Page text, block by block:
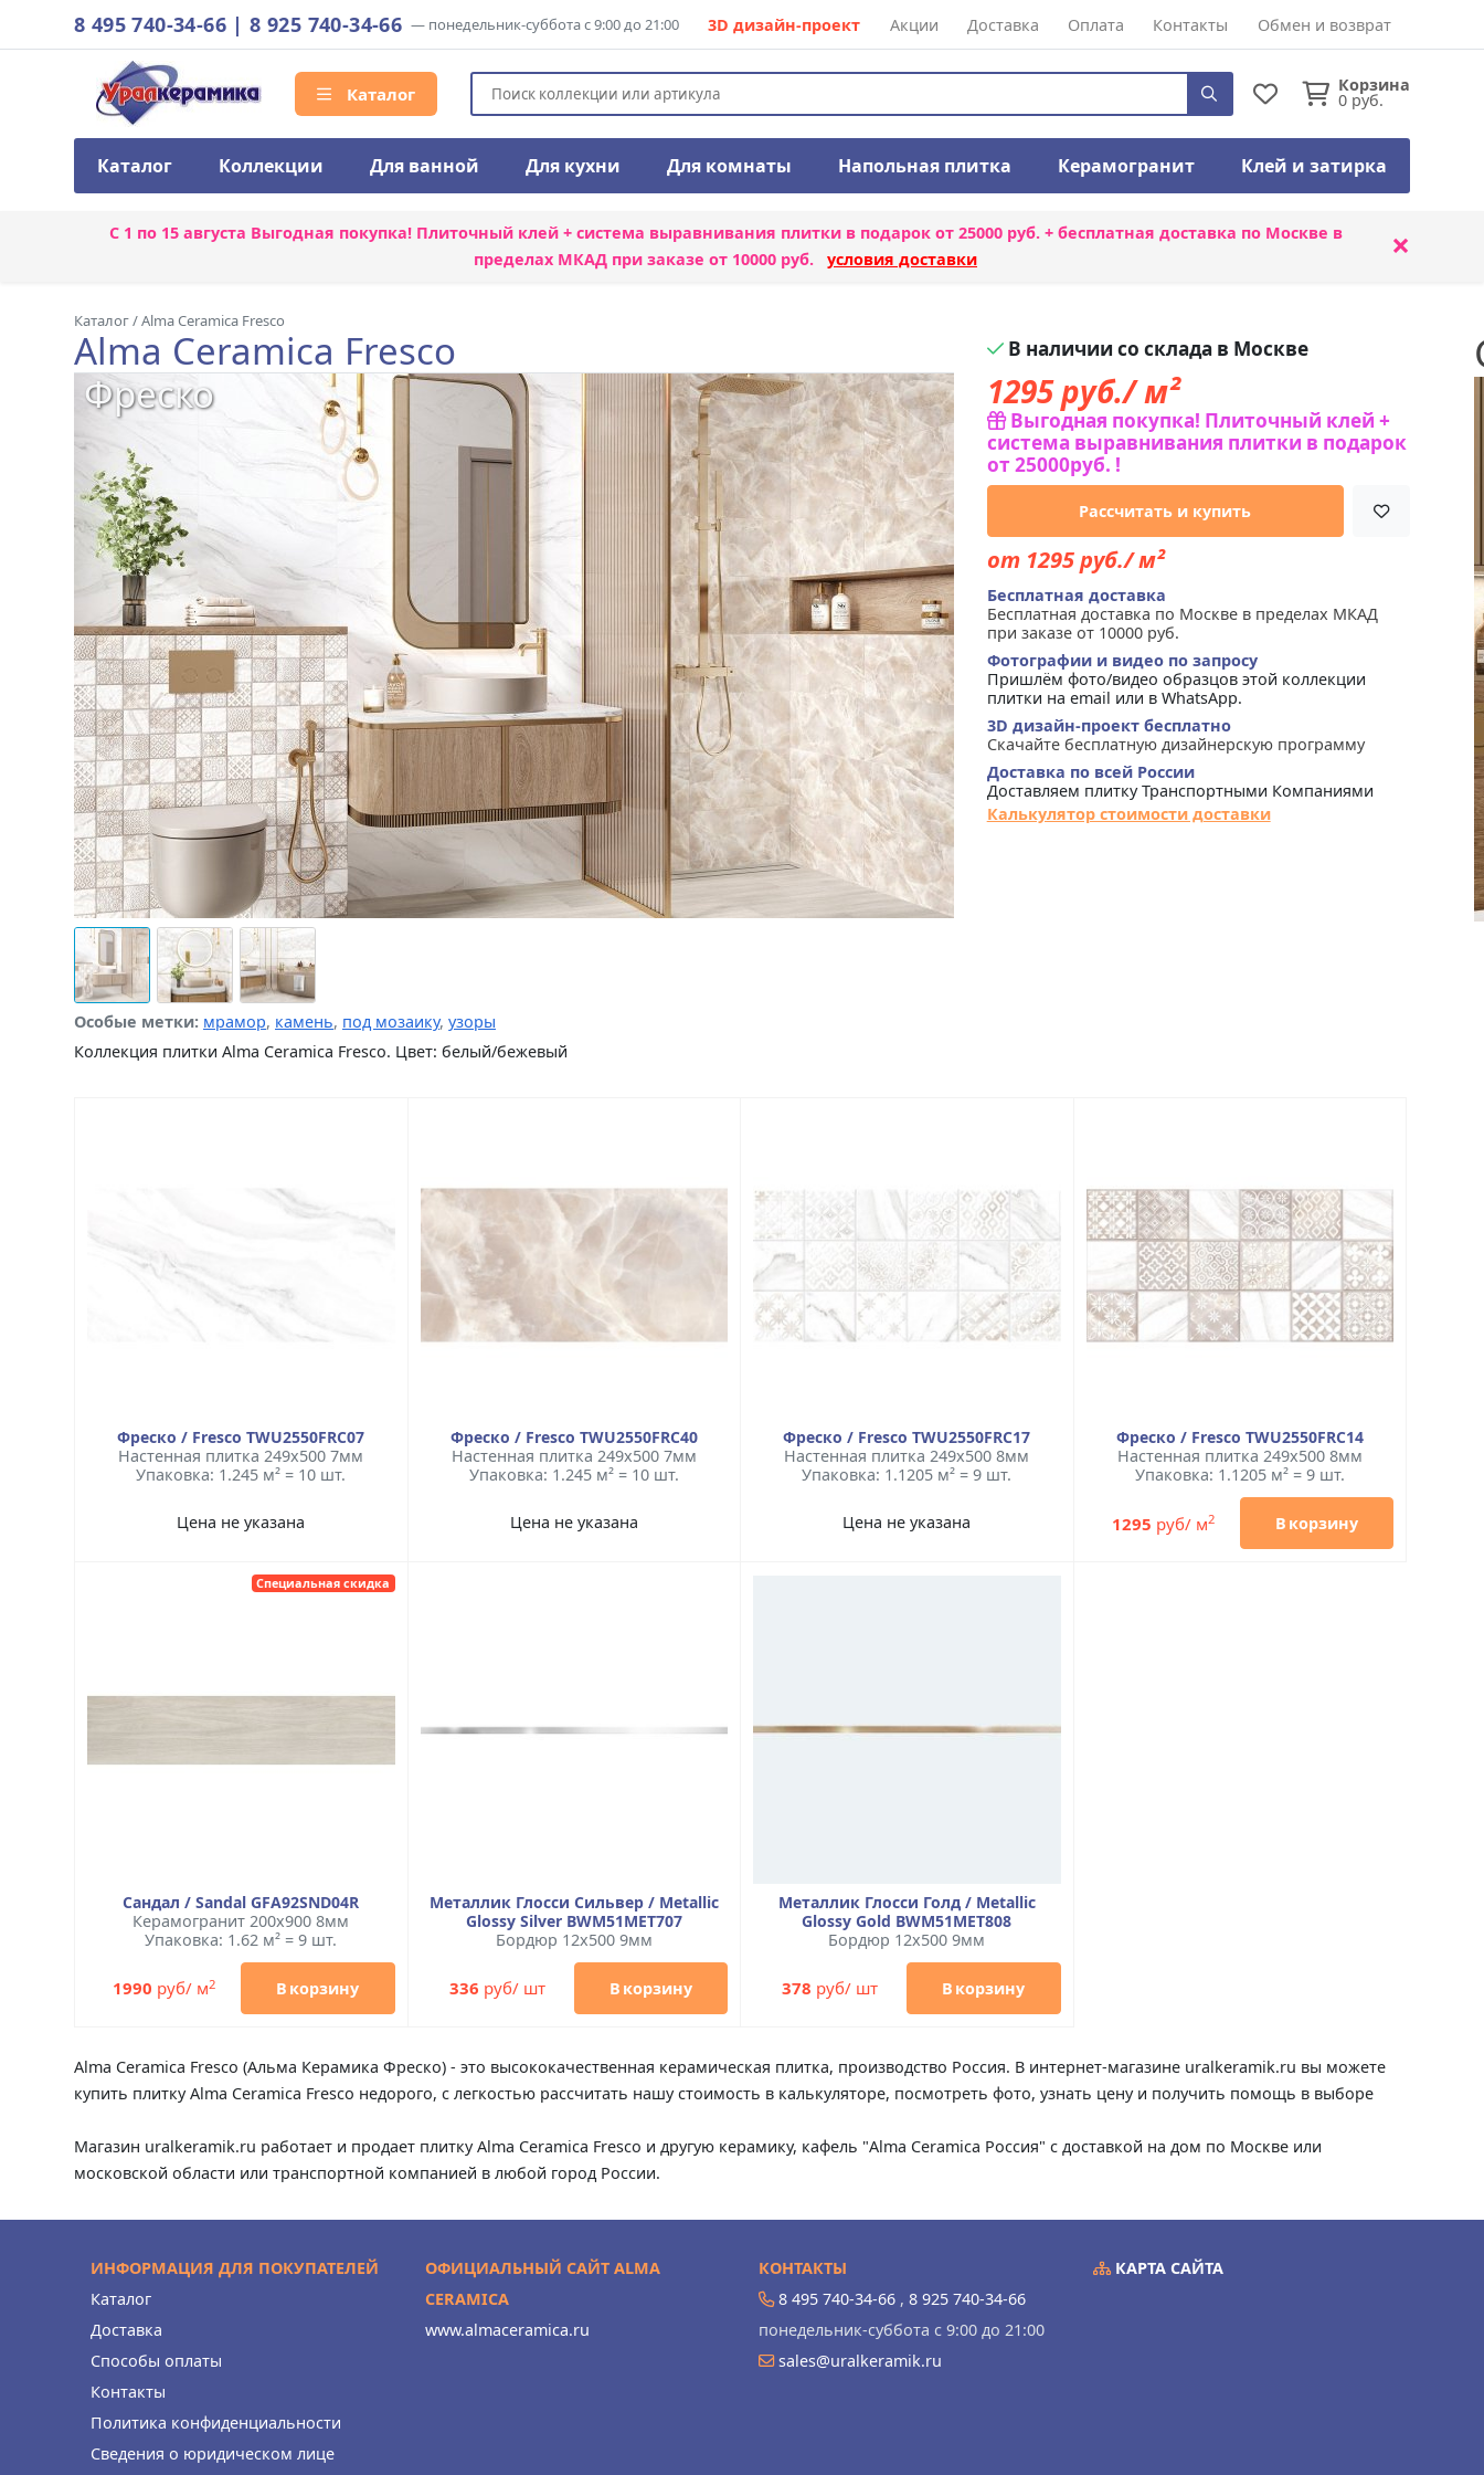
8 495 740-34-66 |8 925 740-34-66 — понедельник-суббота с 9:00 до 21:00 3D дизайн-проект Акции Доставка Оплата Контакты Обмен и возврат
Каталог Корзина
0 руб.
Каталог Коллекции Для ванной Для кухни Для комнаты Напольная плитка Керамогранит Клей и затирка
С 1 по 15 августа Выгодная покупка! Плиточный клей + система выравнивания плиткив подарок от 25000 руб. + бесплатная доставка по Москве в
пределах МКАД при заказе от 10000 руб. условия доставки ×
Каталог/Alma Ceramica Fresco
Alma Ceramica Fresco
Фреско
Особые метки: мрамор, камень, под мозаику, узоры
Коллекция плитки Alma Ceramica Fresco. Цвет: белый/бежевый
В наличии со склада в Москве
1295руб./ м²
Выгодная покупка! Плиточный клей +
система выравнивания плитки в подарок
от 25000руб. !
Рассчитать и купить
от 1295 руб./ м²
Бесплатная доставка
Бесплатная доставка по Москве в пределах МКАД
при заказе от 10000 руб.
Фотографии и видео по запросу
Пришлём фото/видео образцов этой коллекции
плитки на email или в WhatsApp.
3D дизайн-проект бесплатно
Скачайте бесплатную дизайнерскую программу
Доставка по всей России
Доставляем плитку Транспортными Компаниями
Калькулятор стоимости доставки
Фреско / Fresco TWU2550FRC07
Настенная плитка 249x500 7мм
Упаковка: 1.245 м² = 10 шт.
Цена не указана
Фреско / Fresco TWU2550FRC40
Настенная плитка 249x500 7мм
Упаковка: 1.245 м² = 10 шт.
Цена не указана
Фреско / Fresco TWU2550FRC17
Настенная плитка 249x500 8мм
Упаковка: 1.1205 м² = 9 шт.
Цена не указана
Фреско / Fresco TWU2550FRC14
Настенная плитка 249x500 8мм
Упаковка: 1.1205 м² = 9 шт.
1295 руб/ м2 В корзину
Специальная скидка
Сандал / Sandal GFA92SND04R
Керамогранит 200x900 8мм
Упаковка: 1.62 м² = 9 шт.
1990 руб/ м2 В корзину
Металлик Глосси Сильвер / Metallic
Glossy Silver BWM51MET707
Бордюр 12x500 9мм
336 руб/ шт В корзину
Металлик Глосси Голд / Metallic
Glossy Gold BWM51MET808
Бордюр 12x500 9мм
378 руб/ шт В корзину
Alma Ceramica Fresco (Альма Керамика Фреско) - это высококачественная керамическая плитка, производство Россия. В интернет-магазине uralkeramik.ru вы можете
купить плитку Alma Ceramica Fresco недорого, с легкостью рассчитать нашу стоимость в калькуляторе, посмотреть фото, узнать цену и получить помощь в выборе
Магазин uralkeramik.ru работает и продает плитку Alma Ceramica Fresco и другую керамику, кафель "Alma Ceramica Россия" с доставкой на дом по Москве или
московской области или транспортной компанией в любой город России.
ИНФОРМАЦИЯ ДЛЯ ПОКУПАТЕЛЕЙ
Каталог
Доставка
Способы оплаты
Контакты
Политика конфиденциальности
Сведения о юридическом лице
ОФИЦИАЛЬНЫЙ САЙТ ALMA
CERAMICA
www.almaceramica.ru
КОНТАКТЫ
8 495 740-34-66 , 8 925 740-34-66
понедельник-суббота с 9:00 до 21:00
sales@uralkeramik.ru
КАРТА САЙТА